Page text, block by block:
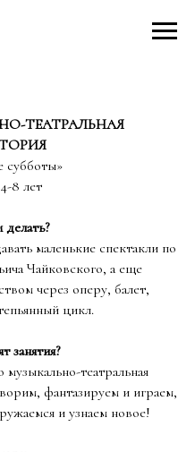
ТЕАТРАЛЬНАЯ
субботы»
8 лет
маленькие спектакли по
Чайковского, а еще
через оперу, балет,
цикл.
занятия?
театральная
фантазируем и играем,
и узнаем новое!